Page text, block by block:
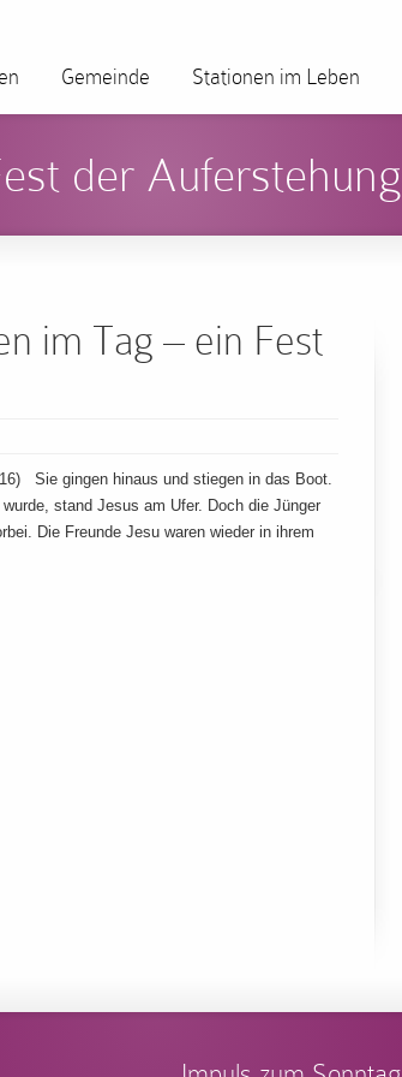
Gemeinde Stationen im Leben
der Auferstehung
im Tag – ein Fest
Sie gingen hinaus und stiegen in das Boot.
stand Jesus am Ufer. Doch die Jünger
Die Freunde Jesu waren wieder in ihrem